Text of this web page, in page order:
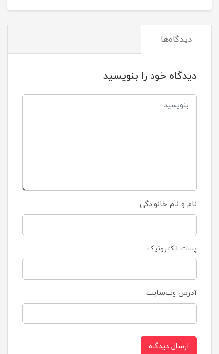
دیدگاه‌ها
دیدگاه خود را بنویسید
نام و نام خانوادگی
پست الکترونیک
آدرس وب‌سایت
ارسال دیدگاه